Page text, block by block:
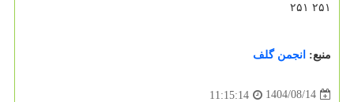
۲۵۱ ۲۵۱
منبع: انجمن گلف
1404/08/14
11:15:14